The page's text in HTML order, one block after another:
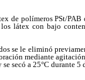
de polímeros PSt/
látex con bajo
se le eliminó
mediante
secó a 25°C durante 5